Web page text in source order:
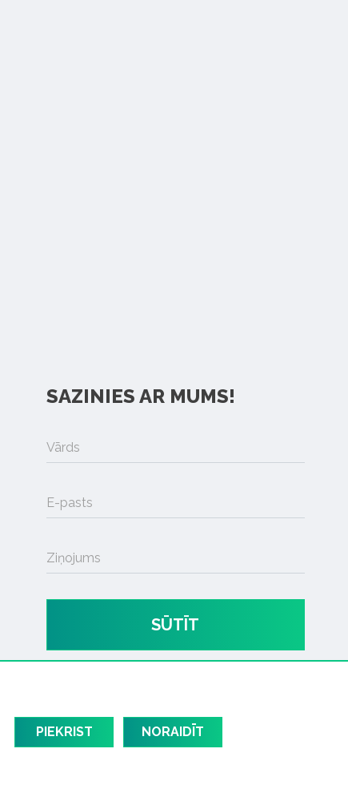
SAZINIES AR MUMS!
Vārds
E-pasts
Ziņojums
SŪTĪT
PIEKRIST NORAIDĪT